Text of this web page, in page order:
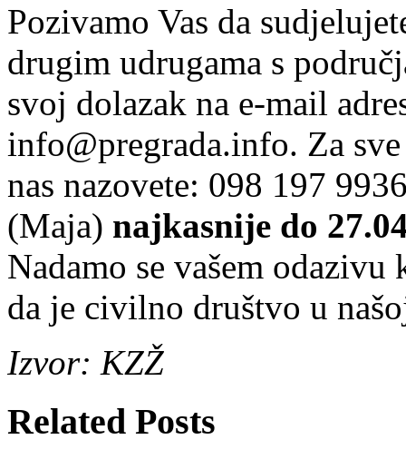
Pozivamo Vas da
drugim udrugama s
svoj dolazak na e-mail
info@pregrada.info. Za
nas nazovete: 098 197
(Maja) najkasnije do
Nadamo se vašem
da je civilno društvo u
Izvor: KZŽ
Related Posts